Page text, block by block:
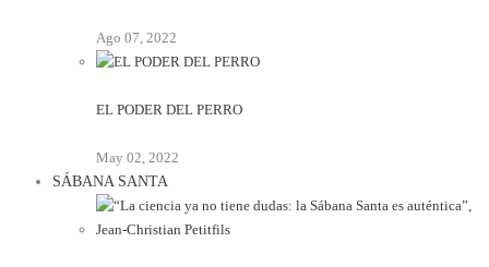
Ago 07, 2022
EL PODER DEL PERRO
May 02, 2022
SÁBANA SANTA